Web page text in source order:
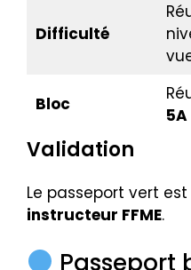
Difficulté
Bloc
5A
Validation
Le passeport vert
instructeur FFME.
Passeport